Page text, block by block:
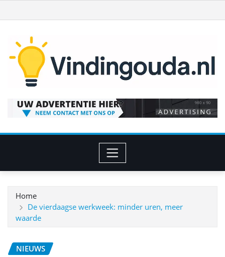
naar
inhoud
Home
De vierdaagse werkweek: minder uren, meer
waarde
NIEUWS